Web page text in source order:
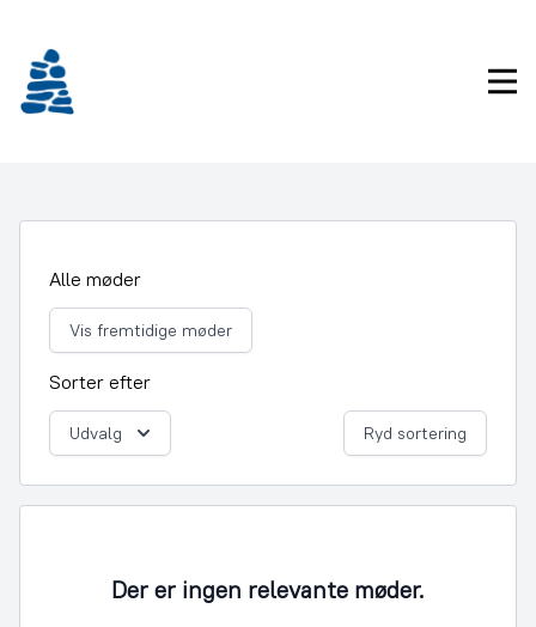
indhold
Alle møder
Vis fremtidige møder
Sorter efter
Udvalg Ryd sortering
Der er ingen relevante møder.